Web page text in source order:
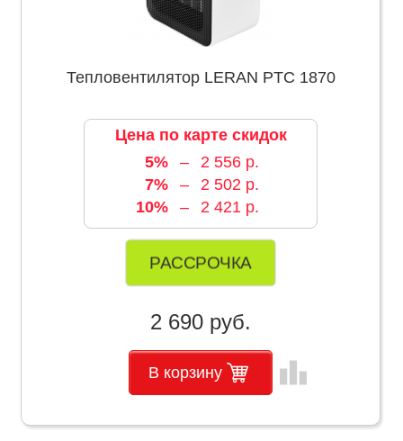
Тепловентилятор LERAN PTC 1870
Цена по карте скидок
5%
–
2 556 р.
7%
–
2 502 р.
10%
– 2 421 р.
РАССРОЧКА
2 690 руб.
В корзину leaderboard